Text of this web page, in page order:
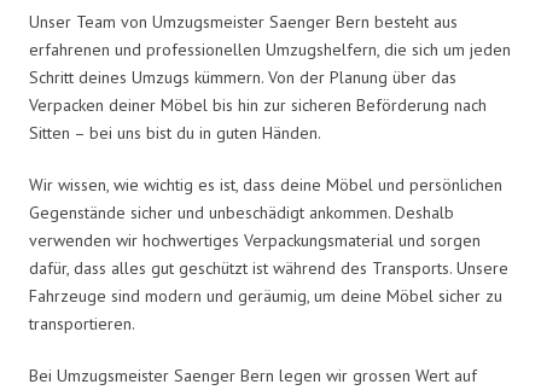
Unser Team von Umzugsmeister Saenger Bern besteht aus
erfahrenen und professionellen Umzugshelfern, die sich um jeden
Schritt deines Umzugs kümmern. Von der Planung über das
Verpacken deiner Möbel bis hin zur sicheren Beförderung nach
Sitten – bei uns bist du in guten Händen.
Wir wissen, wie wichtig es ist, dass deine Möbel und persönlichen
Gegenstände sicher und unbeschädigt ankommen. Deshalb
verwenden wir hochwertiges Verpackungsmaterial und sorgen
dafür, dass alles gut geschützt ist während des Transports. Unsere
Fahrzeuge sind modern und geräumig, um deine Möbel sicher zu
transportieren.
Bei Umzugsmeister Saenger Bern legen wir grossen Wert auf